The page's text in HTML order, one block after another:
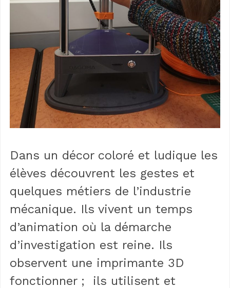
Dans un décor coloré et ludique les
élèves découvrent les gestes et
quelques métiers de l’industrie
mécanique. Ils vivent un temps
d’animation où la démarche
d’investigation est reine. Ils
observent une imprimante 3D
fonctionner ; ils utilisent et